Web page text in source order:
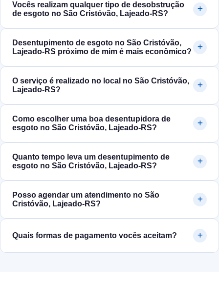
Vocês realizam qualquer tipo de desobstrução
de esgoto no São Cristóvão, Lajeado‑RS?
Desentupimento de esgoto no São Cristóvão,
Lajeado‑RS próximo de mim é mais econômico?
O serviço é realizado no local no São Cristóvão,
Lajeado‑RS?
Como escolher uma boa desentupidora de
esgoto no São Cristóvão, Lajeado‑RS?
Quanto tempo leva um desentupimento de
esgoto no São Cristóvão, Lajeado‑RS?
Posso agendar um atendimento no São
Cristóvão, Lajeado‑RS?
Quais formas de pagamento vocês aceitam?